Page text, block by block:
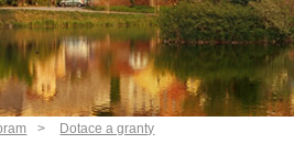
Dotace a granty